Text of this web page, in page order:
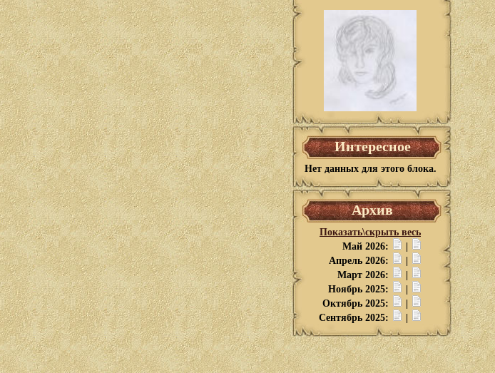
Интересное
Нет данных для этого блока.
Архив
Показать\скрыть весь
Май 2026:
Апрель 2026:
Март 2026:
Ноябрь 2025:
Октябрь 2025:
Сентябрь 2025: